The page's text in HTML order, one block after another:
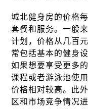
城北健身房的价格
套餐和服务。一般
计划，价格从几百
常包括基本的健身
如果想要享受更多
课程或者游泳池使
价格相对较高。此
区和市场竞争情况